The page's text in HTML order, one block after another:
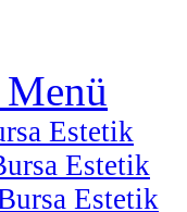
Menü
Estetik
Estetik
Estetik